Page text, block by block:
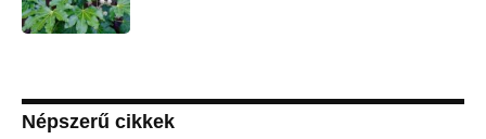
Népszerű cikkek